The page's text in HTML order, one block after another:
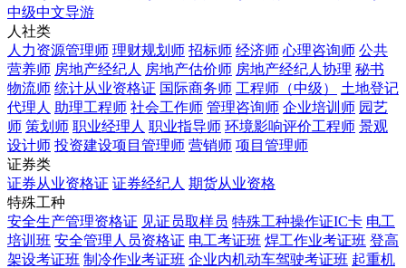
中级中文导游
人社类
人力资源管理师 理财规划师 招标师 经济师 心理咨询师 公共
营养师 房地产经纪人 房地产估价师 房地产经纪人协理 秘书
物流师 统计从业资格证 国际商务师 工程师（中级）
土地登记
代理人 助理工程师 社会工作师 管理咨询师 企业培训师 园艺
师 策划师 职业经理人 职业指导师 环境影响评价工程师 景观
设计师 投资建设项目管理师 营销师 项目管理师
证券类
证券从业资格证 证券经纪人 期货从业资格
特殊工种
安全生产管理资格证 见证员取样员 特殊工种操作证IC卡 电工
培训班 安全管理人员资格证 电工考证班 焊工作业考证班 登高
架设考证班 制冷作业考证班 企业内机动车驾驶考证班 起重机